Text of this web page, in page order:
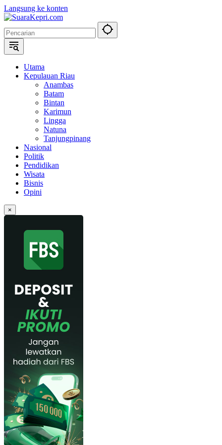
Langsung ke konten
Utama
Kepulauan Riau
Anambas
Batam
Bintan
Karimun
Lingga
Natuna
Tanjungpinang
Nasional
Politik
Pendidikan
Wisata
Bisnis
Opini
×